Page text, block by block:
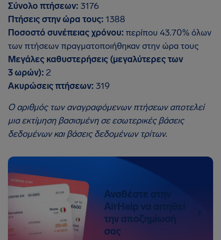
Σύνολο πτήσεων: 3176
Πτήσεις στην ώρα τους: 1388
Ποσοστό συνέπειας χρόνου: περίπου 43.70% όλων
των πτήσεων πραγματοποιήθηκαν στην ώρα τους
Μεγάλες καθυστερήσεις (μεγαλύτερες των
3 ωρών): 2
Ακυρώσεις πτήσεων: 319
Ο αριθμός των αναγραφόμενων πτήσεων αποτελεί
μια εκτίμηση βασισμένη σε εσωτερικές βάσεις
δεδομένων και βάσεις δεδομένων τρίτων.
Αναθέστε στην
AirHelp να αιτηθεί
την αποζημίωσή
σας